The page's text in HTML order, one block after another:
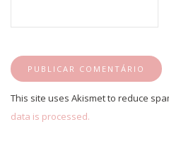
This site uses Akismet to reduce
data is processed.